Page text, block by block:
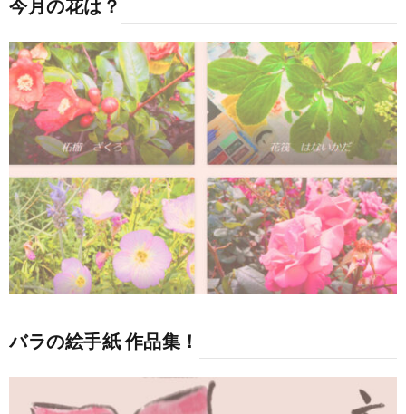
今月の花は？
バラの絵手紙 作品集！